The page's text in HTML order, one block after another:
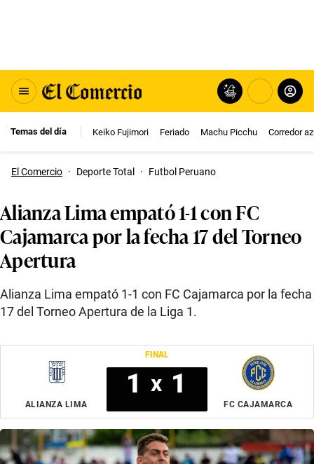
Temas del día Keiko Fujimori Feriado Machu Picchu Corredor
El Comercio · Deporte Total · Futbol Peruano
Alianza Lima empató 1-1 con FC
Cajamarca por la fecha 17 del Torneo
Apertura
Alianza Lima empató 1-1 con FC Cajamarca por la fecha
17 del Torneo Apertura de la Liga 1.
FINAL
ALIANZA LIMA
1 x 1
FC CAJAMARCA